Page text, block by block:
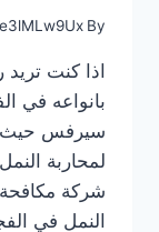
By
اذا كنت
بانواعه في
سيرفس حيث
لمحاربة
شركة
النمل في